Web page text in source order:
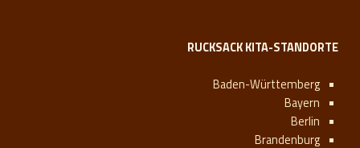
RUCKSACK KITA-STANDORTE
Baden-Württemberg
Bayern
Berlin
Brandenburg